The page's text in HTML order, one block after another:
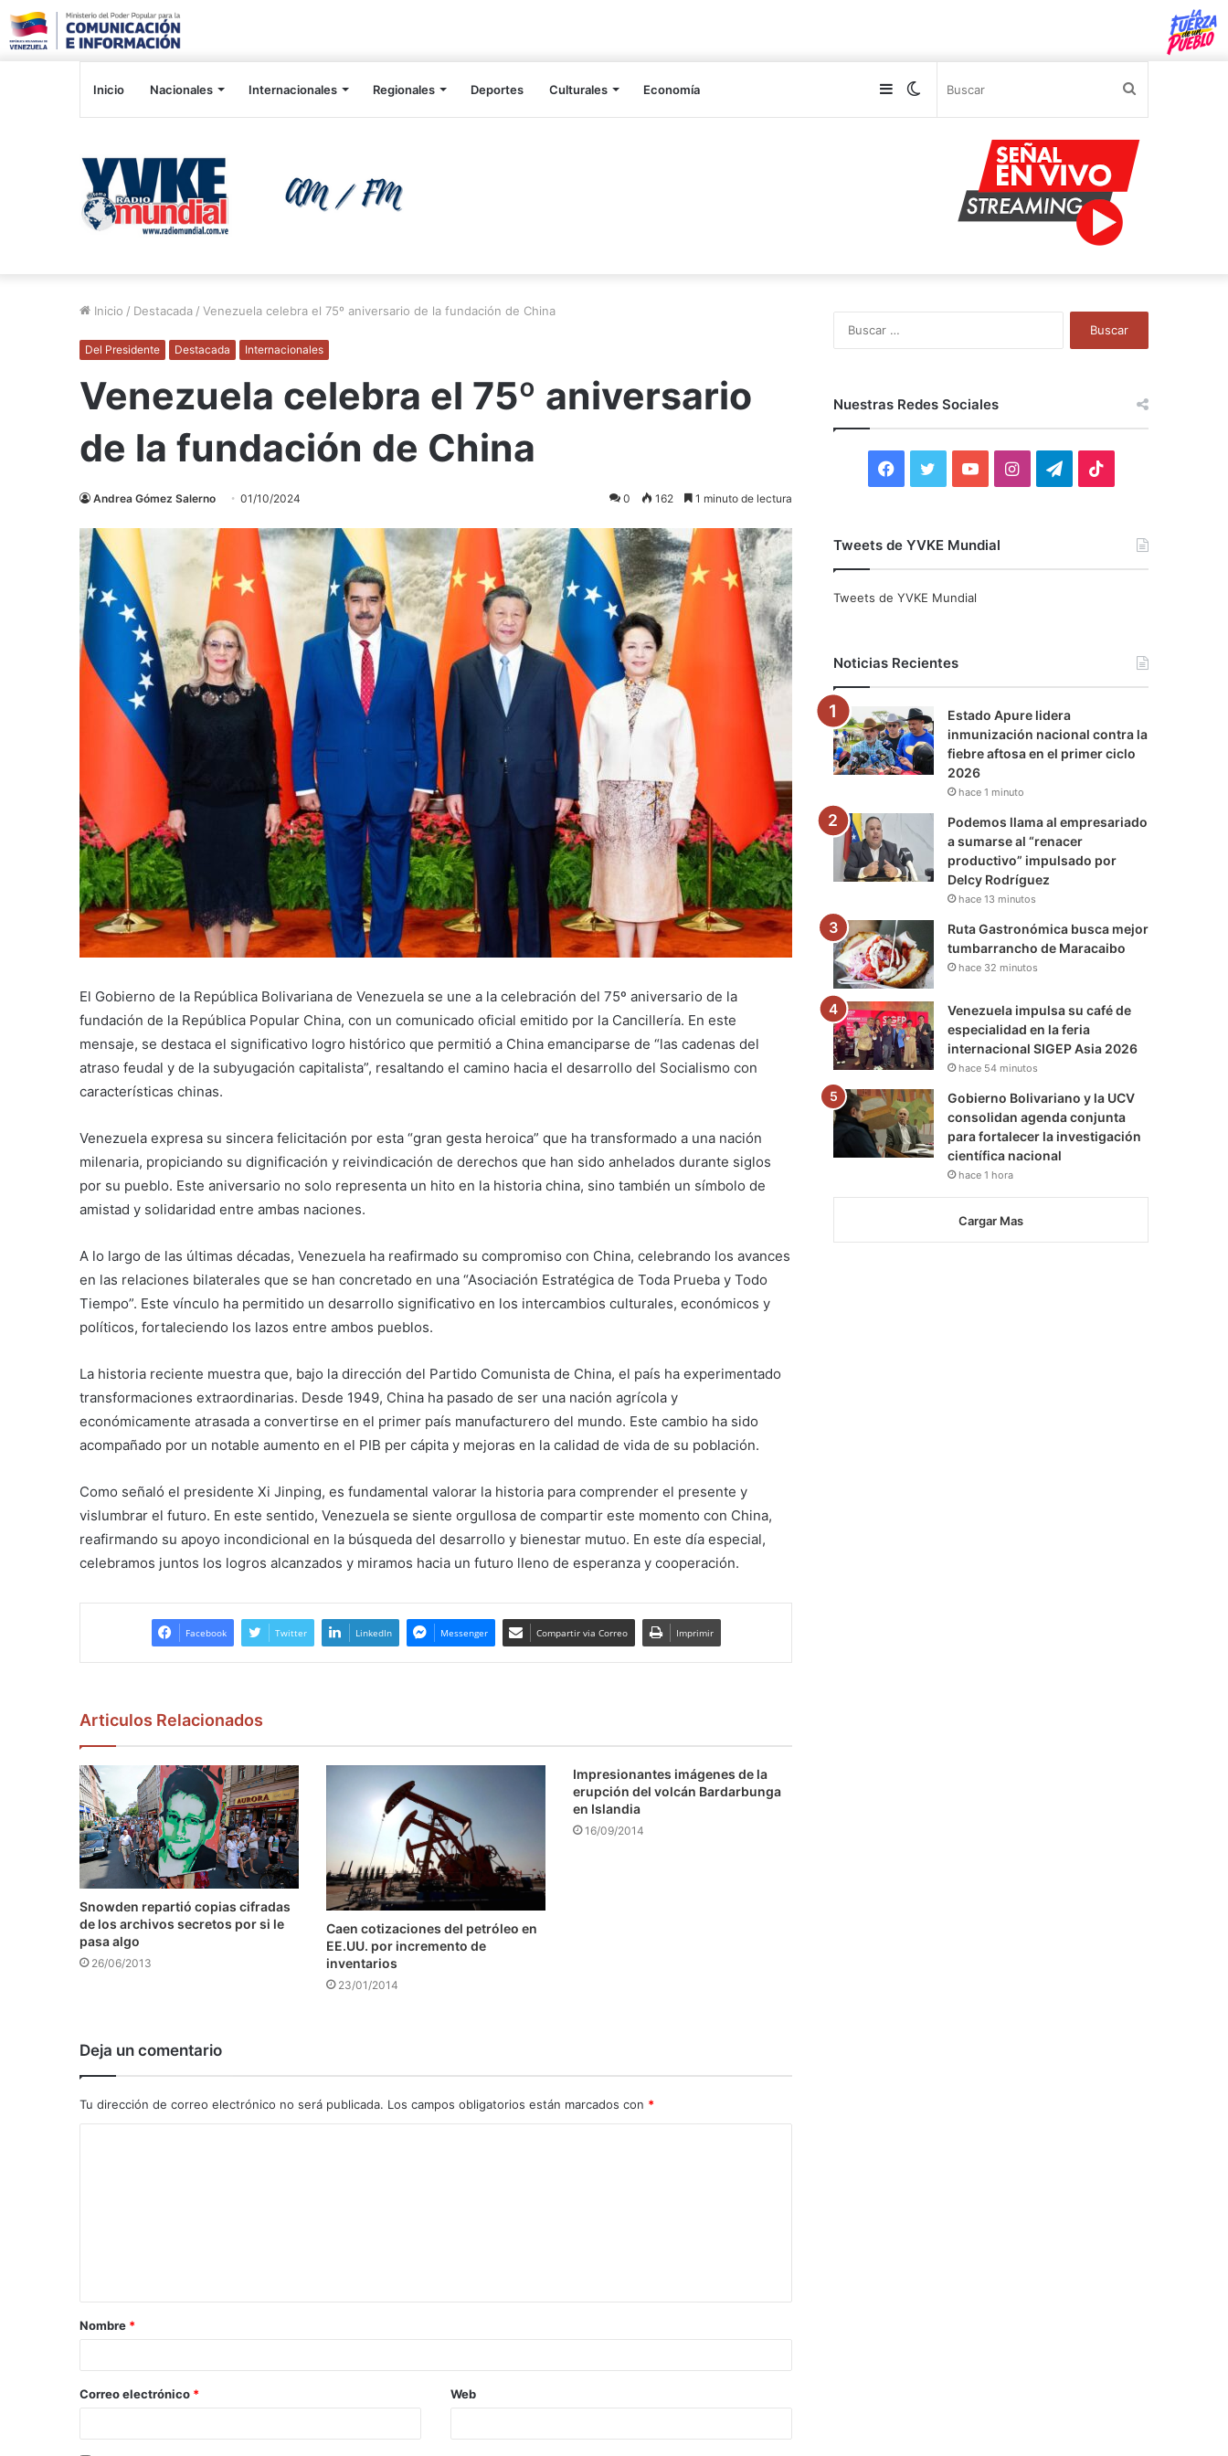
Inicio Nacionales Internacionales Regionales Deportes Culturales Economía Switch
Sidebar
Inicio / Destacada / Venezuela celebra el 75º aniversario de la fundación de China
Del Presidente Destacada Internacionales
Venezuela celebra el 75º aniversario
de la fundación de China
Andrea Gómez Salerno 01/10/2024 0 162 1 minuto de lectura
El Gobierno de la República Bolivariana de Venezuela se une a la celebración del 75º aniversario de la
fundación de la República Popular China, con un comunicado oficial emitido por la Cancillería. En este
mensaje, se destaca el significativo logro histórico que permitió a China emanciparse de “las cadenas del
atraso feudal y de la subyugación capitalista”, resaltando el camino hacia el desarrollo del Socialismo con
características chinas.
Venezuela expresa su sincera felicitación por esta “gran gesta heroica” que ha transformado a una nación
milenaria, propiciando su dignificación y reivindicación de derechos que han sido anhelados durante siglos
por su pueblo. Este aniversario no solo representa un hito en la historia china, sino también un símbolo de
amistad y solidaridad entre ambas naciones.
A lo largo de las últimas décadas, Venezuela ha reafirmado su compromiso con China, celebrando los avances
en las relaciones bilaterales que se han concretado en una “Asociación Estratégica de Toda Prueba y Todo
Tiempo”. Este vínculo ha permitido un desarrollo significativo en los intercambios culturales, económicos y
políticos, fortaleciendo los lazos entre ambos pueblos.
La historia reciente muestra que, bajo la dirección del Partido Comunista de China, el país ha experimentado
transformaciones extraordinarias. Desde 1949, China ha pasado de ser una nación agrícola y
económicamente atrasada a convertirse en el primer país manufacturero del mundo. Este cambio ha sido
acompañado por un notable aumento en el PIB per cápita y mejoras en la calidad de vida de su población.
Como señaló el presidente Xi Jinping, es fundamental valorar la historia para comprender el presente y
vislumbrar el futuro. En este sentido, Venezuela se siente orgullosa de compartir este momento con China,
reafirmando su apoyo incondicional en la búsqueda del desarrollo y bienestar mutuo. En este día especial,
celebramos juntos los logros alcanzados y miramos hacia un futuro lleno de esperanza y cooperación.
Facebook Twitter LinkedIn Messenger Compartir via Correo Imprimir
Articulos Relacionados
Snowden repartió copias cifradas
de los archivos secretos por si le
pasa algo
26/06/2013
Caen cotizaciones del petróleo en
EE.UU. por incremento de
inventarios
23/01/2014
Impresionantes imágenes de la
erupción del volcán Bardarbunga
en Islandia
16/09/2014
Deja un comentario
Tu dirección de correo electrónico no será publicada. Los campos obligatorios están marcados con *
a
r
*
Nombre *
Correo electrónico * Web
Nuestras Redes Sociales
F
c
o
k
i
r
Y
u
e
I
r
a
m
T
a
m
Tweets de YVKE Mundial
Tweets de YVKE Mundial
Noticias Recientes
Estado Apure lidera
inmunización nacional contra la
fiebre aftosa en el primer ciclo
2026
hace 1 minuto
Podemos llama al empresariado
a sumarse al “renacer
productivo” impulsado por
Delcy Rodríguez
hace 13 minutos
Ruta Gastronómica busca mejor
tumbarrancho de Maracaibo
hace 32 minutos
Venezuela impulsa su café de
especialidad en la feria
internacional SIGEP Asia 2026
hace 54 minutos
Gobierno Bolivariano y la UCV
consolidan agenda conjunta
para fortalecer la investigación
científica nacional
hace 1 hora
Cargar Mas